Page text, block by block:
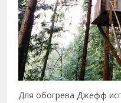
Для обогрева Джефф